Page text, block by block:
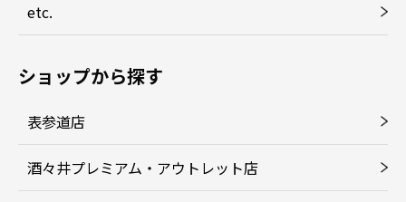
etc.
ショップから探す
表参道店
酒々井プレミアム・アウトレット店